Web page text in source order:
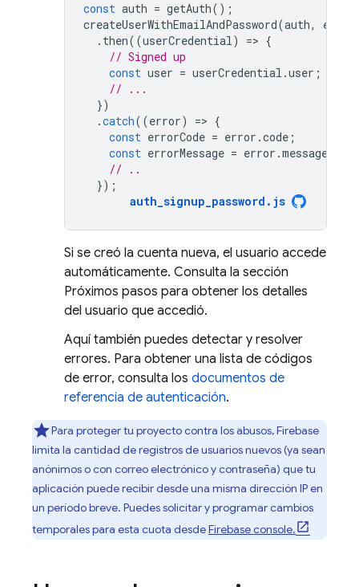
const auth = getAuth();
createUserWithEmailAndPassword(auth, email
. then((userCredential) => {
// Signed up
const user = userCredential .user ;
// ...
})
.catch((error) => {
const errorCode = error .code ;
const errorMessage = error .message
// ..
});
auth_signup_password . js
Si se creó la cuenta nueva, el usuario accede
automáticamente. Consulta la sección
Próximos pasos para obtener los detalles
del usuario que accedió.
Aquí también puedes detectar y resolver
errores. Para obtener una lista de códigos
de error, consulta los documentos de
referencia de autenticación.
Para proteger tu proyecto contra los abusos, Firebase
limita la cantidad de registros de usuarios nuevos (ya sean
anónimos o con correo electrónico y contraseña) que tu
aplicación puede recibir desde una misma dirección IP en
un período breve. Puedes solicitar y programar cambios
temporales para esta cuota desdeFirebaseconsole.